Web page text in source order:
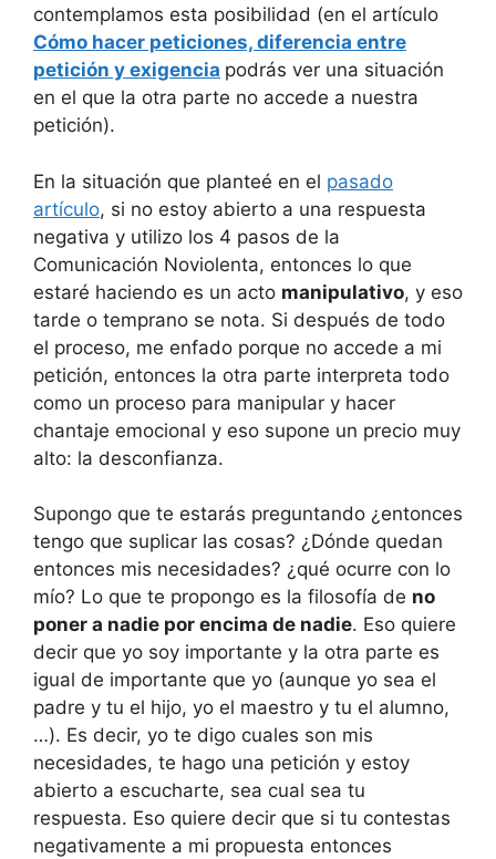
contemplamos esta posibilidad (en el artículo
Cómo hacer peticiones, diferencia entre
petición y exigencia podrás ver una situación
en el que la otra parte no accede a nuestra
petición).
En la situación que planteé en el pasado
artículo, si no estoy abierto a una respuesta
negativa y utilizo los 4 pasos de la
Comunicación Noviolenta, entonces lo que
estaré haciendo es un acto manipulativo, y eso
tarde o temprano se nota. Si después de todo
el proceso, me enfado porque no accede a mi
petición, entonces la otra parte interpreta todo
como un proceso para manipular y hacer
chantaje emocional y eso supone un precio muy
alto: la desconfianza.
Supongo que te estarás preguntando ¿entonces
tengo que suplicar las cosas? ¿Dónde quedan
entonces mis necesidades? ¿qué ocurre con lo
mío? Lo que te propongo es la filosofía de no
poner a nadie por encima de nadie. Eso quiere
decir que yo soy importante y la otra parte es
igual de importante que yo (aunque yo sea el
padre y tu el hijo, yo el maestro y tu el alumno,
…). Es decir, yo te digo cuales son mis
necesidades, te hago una petición y estoy
abierto a escucharte, sea cual sea tu
respuesta. Eso quiere decir que si tu contestas
negativamente a mi propuesta entonces